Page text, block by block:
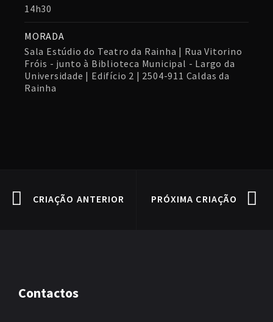
14h30
MORADA
Sala Estúdio do Teatro da Rainha | Rua Vitorino
Fróis - junto à Biblioteca Municipal - Largo da
Universidade | Edifício 2 | 2504-911 Caldas da
Rainha
CRIAÇÃO ANTERIOR PRÓXIMA CRIAÇÃO
Contactos